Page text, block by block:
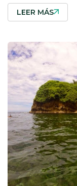
LEER MÁS